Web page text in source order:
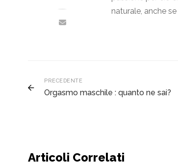
naturale, anche
PRECEDENTE
Orgasmo maschile : quanto ne sai?
Articoli Correlati